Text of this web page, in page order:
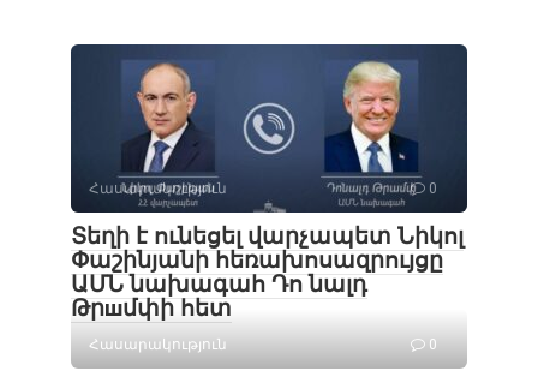
Հասարակություն 0
Տեղի է ունեցել վարչապետ Նիկոլ
Փաշինյանի հեռախոսազրույցը
ԱՄՆ նախագահ Դո նալդ
Թրшմփի հետ
Հասարակություն 0